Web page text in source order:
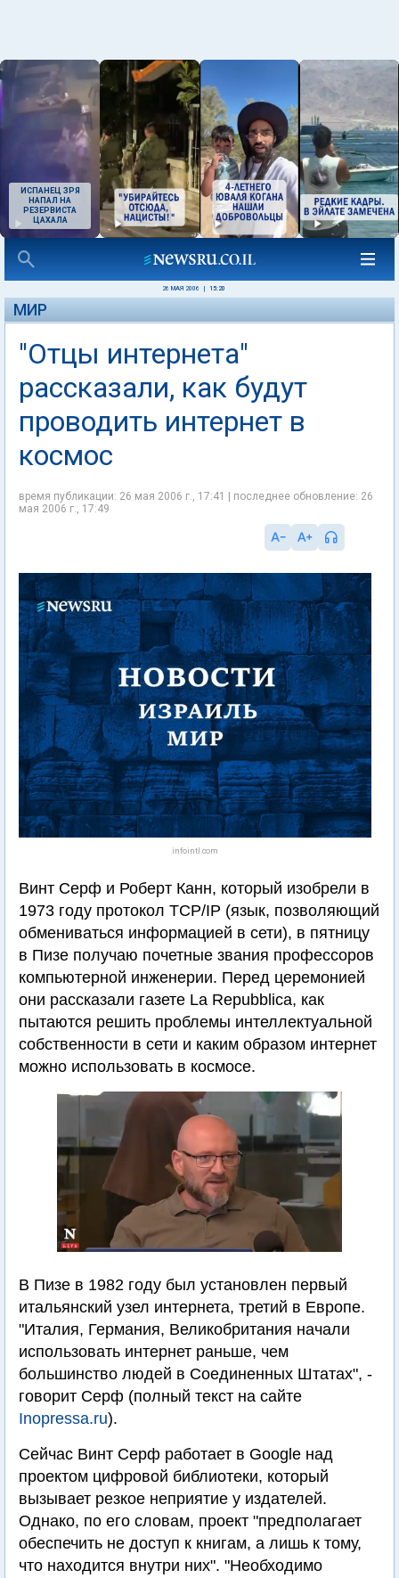
ИСПАНЕЦ ЗРЯ
НАПАЛ НА
РЕЗЕРВИСТА
ЦАХАЛА
26 МАЯ 2006 15:20
МИР
"Отцы интернета"
рассказали, как будут
проводить интернет в
космос
время публикации: 26 мая 2006 г., 17:41 | последнее обновление: 26
мая 2006 г., 17:49
infointl.com
Винт Серф и Роберт Канн, который изобрели в
1973 году протокол TCP/IP (язык, позволяющий
обмениваться информацией в сети), в пятницу
в Пизе получаю почетные звания профессоров
компьютерной инженерии. Перед церемонией
они рассказали газете La Repubblica, как
пытаются решить проблемы интеллектуальной
собственности в сети и каким образом интернет
можно использовать в космосе.
В Пизе в 1982 году был установлен первый
итальянский узел интернета, третий в Европе.
"Италия, Германия, Великобритания начали
использовать интернет раньше, чем
большинство людей в Соединенных Штатах", -
говорит Серф (полный текст на сайте
Inopressa.ru).
Сейчас Винт Серф работает в Google над
проектом цифровой библиотеки, который
вызывает резкое неприятие у издателей.
Однако, по его словам, проект "предполагает
обеспечить не доступ к книгам, а лишь к тому,
что находится внутри них". "Необходимо